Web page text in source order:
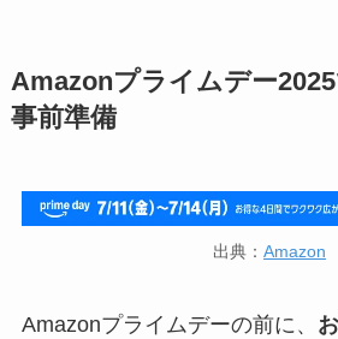
Amazonプライムデー
事前準備
出典： Amazon
Amazonプライムデーの前に、